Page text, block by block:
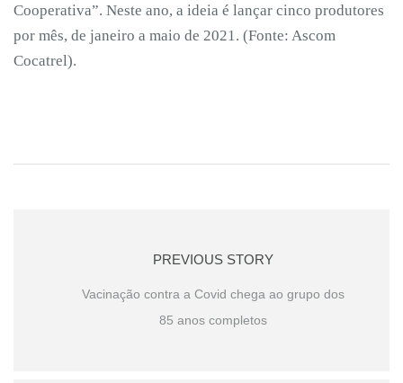
Cooperativa”. Neste ano, a ideia é lançar cinco produtores
por mês, de janeiro a maio de 2021. (Fonte: Ascom
Cocatrel).
PREVIOUS STORY
Vacinação contra a Covid chega ao grupo dos
85 anos completos